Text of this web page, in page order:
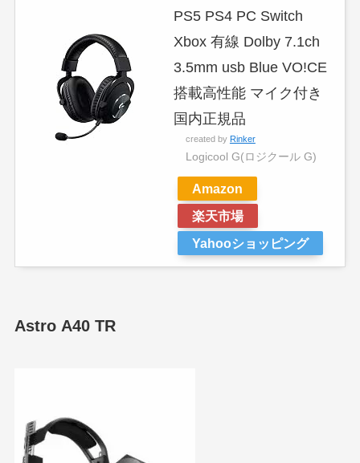
PS5 PS4 PC Switch
Xbox 有線 Dolby 7.1ch
3.5mm usb Blue VO!CE
搭載高性能 マイク付き
国内正規品
created by Rinker
Logicool G(ロジクール G)
Amazon
楽天市場
Yahooショッピング
Astro A40 TR